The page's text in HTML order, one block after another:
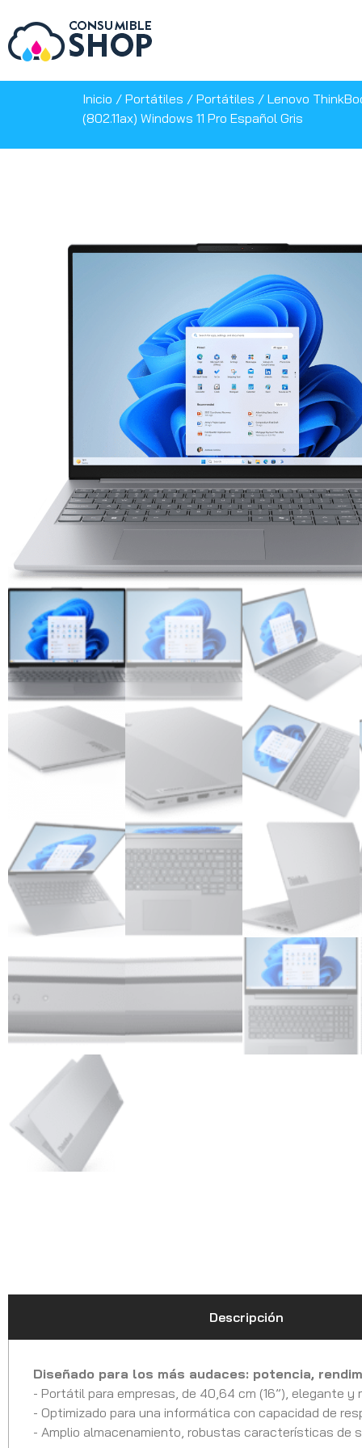
Inicio / Portátiles / Portátiles / Lenovo
(802.11ax) Windows 11 Pro Español Gris
Descripción
Diseñado para los más audaces: potencia,
- Portátil para empresas, de 40,64 cm (16”), elegante
- Optimizado para una informática con capacidad de
- Amplio almacenamiento, robustas características de